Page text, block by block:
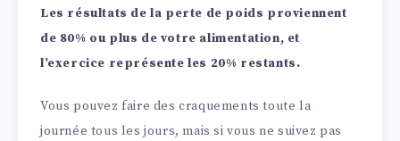
Les résultats de la perte de poids proviennent
de 80% ou plus de votre alimentation, et
l’exercice représente les 20% restants.
Vous pouvez faire des craquements toute la
journée tous les jours, mais si vous ne suivez pas